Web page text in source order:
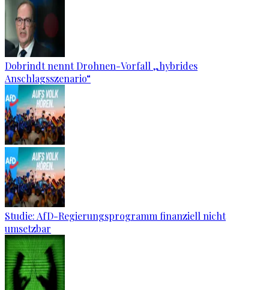
Dobrindt nennt Drohnen-Vorfall „hybrides
Anschlagsszenario“
Studie: AfD-Regierungsprogramm finanziell nicht
umsetzbar